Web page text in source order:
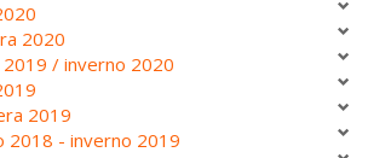
2020
/ inverno 2020
2019
2018 - inverno 2019